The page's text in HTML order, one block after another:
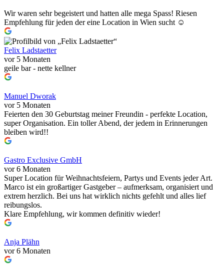
Wir waren sehr begeistert und hatten alle mega Spass! Riesen
Empfehlung für jeden der eine Location in Wien sucht ☺️
Felix Ladstaetter
vor 5 Monaten
geile bar - nette kellner
Manuel Dworak
vor 5 Monaten
Feierten den 30 Geburtstag meiner Freundin - perfekte Location,
super Organisation. Ein toller Abend, der jedem in Erinnerungen
bleiben wird!!
Gastro Exclusive GmbH
vor 6 Monaten
Super Location für Weihnachtsfeiern, Partys und Events jeder Art.
Marco ist ein großartiger Gastgeber – aufmerksam, organisiert und
extrem herzlich. Bei uns hat wirklich nichts gefehlt und alles lief
reibungslos.
Klare Empfehlung, wir kommen definitiv wieder!
Anja Plähn
vor 6 Monaten